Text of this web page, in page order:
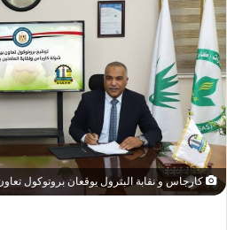
كارجاس و نقابة البترول يوقعان بروتوكول